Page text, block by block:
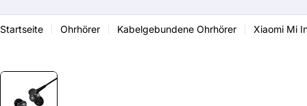
Startseite Ohrhörer Kabelgebundene Ohrhörer Xiaomi Mi